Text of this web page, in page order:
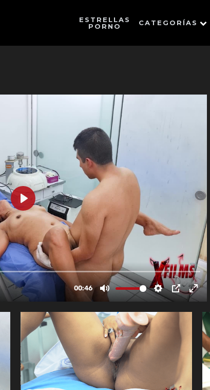
ESTRELLAS
PORNO
CATEGORÍAS